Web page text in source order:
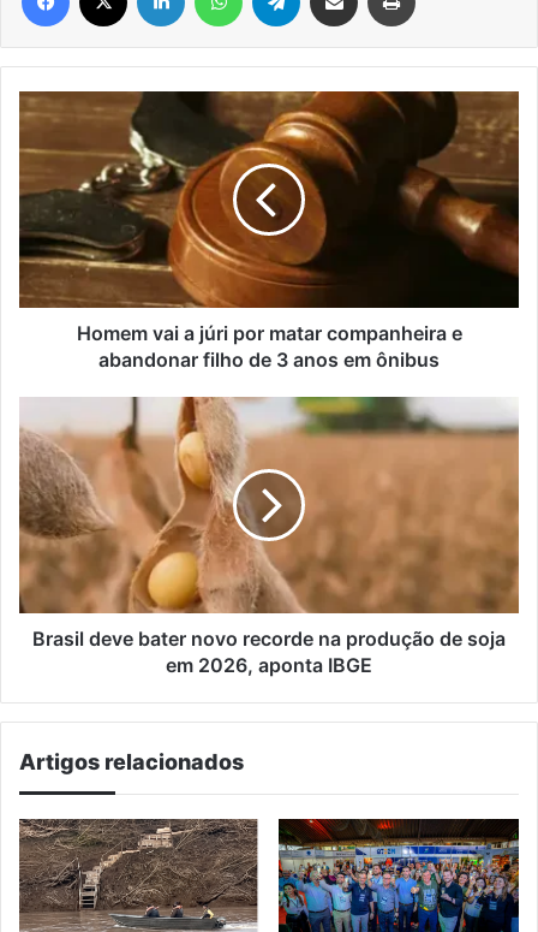
Homem
a
júri
matar
companheira
abandonar
em
ônibus
Homem vai a júri por matar companheira e
abandonar filho de 3 anos em ônibus
deve
bater
novo
recorde
na
produção
de
soja
emBrasil deve bater novo recorde na produção de soja
em 2026, aponta IBGE
Artigos relacionados